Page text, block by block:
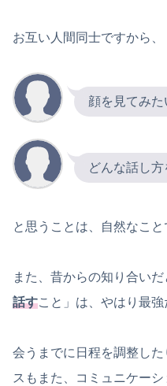
お互い人間同士ですから、
顔を見てみた
どんな話し
と思うことは、自然なこと
また、昔からの知り合いだ
話すこと」は、やはり最強
会うまでに日程を調整し
スもまた、コミュニケー